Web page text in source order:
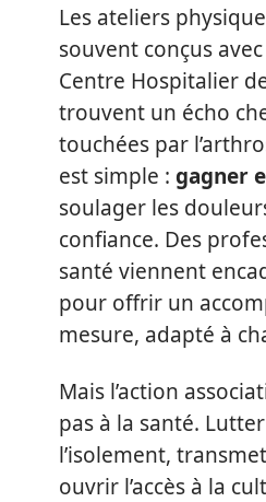
Les ateliers
souvent conçus
Centre Hospitalier
trouvent un écho
touchées par
est simple : gagner
soulager les
confiance. Des
santé viennent
pour offrir un
mesure, adapté à
Mais l’action
pas à la santé.
l’isolement,
ouvrir l’accès à la